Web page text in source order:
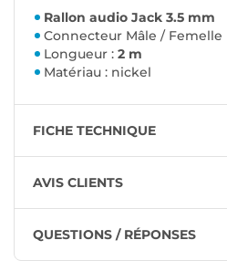
Rallon audio Jack 3.5 mm
Connecteur Mâle / Femelle
Longueur : 2 m
Matériau : nickel
FICHE TECHNIQUE
AVIS CLIENTS
QUESTIONS / RÉPONSES